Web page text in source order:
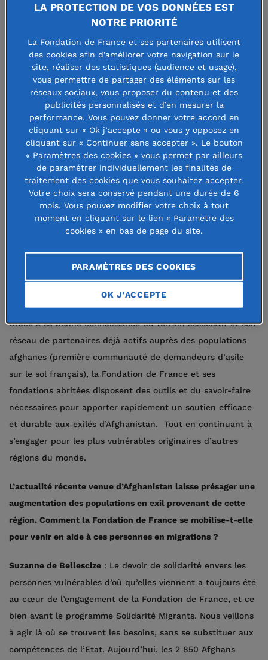
Entretien avec Suzanne de Bellescize, responsable du
programme Solidarité migrants.
Depuis 2015, le programme spécifique Solidarité Migrants
vient en aide aux personnes exilées quels que soient leur
origine, leur religion ou leur statut juridique, afin
d’améliorer leurs conditions d’accueil, leur santé et leur
intégration dans la société. 32 projets sont en cours pour
l’année 2021. Pour mieux répondre aux besoins spécifiques
rencontrés par ces populations, la Fondation de France a
transversale, en incluant par exemple les mineurs non
accompagnés dans son programme Enfance-Education,
considérant que ces jeunes sont avant tout des enfants.
Grâce à sa bonne connaissance du terrain associatif et son
réseau de partenaires déjà actifs auprès des populations
afghanes (première communauté de demandeurs d’asile
sur le sol français), la Fondation de France et ses
fondations abritées disposent des outils et du savoir-faire
nécessaires pour apporter rapidement un soutien efficace
et durable aux exilés d’Afghanistan. Tout en continuant à
s’engager pour les plus vulnérables originaires d’autres
régions du monde.
L’actualité récente venue d’Afghanistan laisse présager une
augmentation des populations en exil provenant de cette
région. Comment la Fondation de France se mobilise-t-elle
pour venir en aide à ces personnes en migrations ?
Suzanne de Bellescize : Le devoir de solidarité envers les
personnes vulnérables d’où qu’elles viennent a toujours été
au cœur de l’engagement de la Fondation de France, et ce
bien avant le programme Solidarité Migrants. Nous veillons
à agir là où se trouvent les besoins, sans se substituer aux
compétences de l’Etat. Aujourd’hui, les 2 850 Afghans
LA PROTECTION DE VOS DONNÉES EST
NOTRE PRIORITÉ
La Fondation de France et ses partenaires utilisent
des cookies afin d'améliorer votre navigation sur le
site, réaliser des statistiques (audience et usage),
vous permettre de partager des éléments sur les
réseaux sociaux, vous proposer du contenu et des
publicités personnalisés et d’en mesurer la
performance. Vous pouvez donner votre accord en
cliquant sur « Ok j’accepte » ou vous y opposez en
cliquant sur « Continuer sans accepter ». Le bouton
« Paramètres des cookies » vous permet par ailleurs
de paramétrer individuellement les finalités de
traitement des cookies que vous souhaitez accepter.
Votre choix sera conservé pendant une durée de 6
mois. Vous pouvez modifier votre choix à tout
moment en cliquant sur le lien « Paramètre des
cookies » en bas de page du site.
PARAMÈTRES DES COOKIES
OK J'ACCEPTE